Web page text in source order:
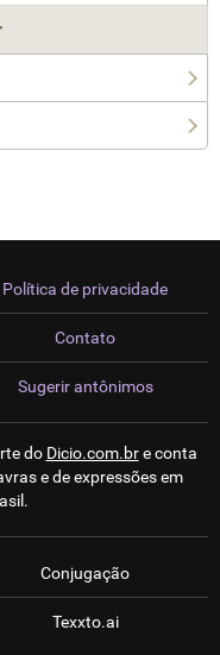
Política de privacidade
Contato
Sugerir antônimos
do Dicio.com.bre conta
e de expressões em
Conjugação
Texxto.ai